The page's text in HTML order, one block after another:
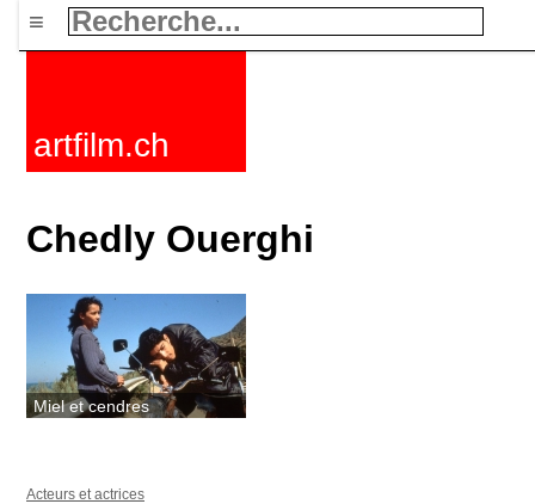
≡
artfilm.ch
Chedly Ouerghi
Miel et cendres
Acteurs et actrices